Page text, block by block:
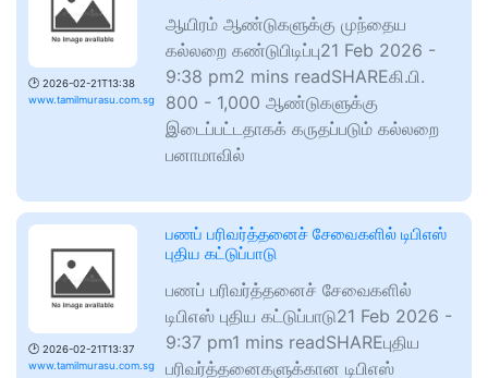
🕑 2026-02-21T13:38
www.tamilmurasu.com.sg
ஆயிரம் ஆண்டுகளுக்கு முந்தைய
கல்லறை கண்டுபிடிப்பு21 Feb 2026 -
9:38 pm2 mins readSHAREகி.பி.
800 - 1,000 ஆண்டுகளுக்கு
இடைப்பட்டதாகக் கருதப்படும் கல்லறை
பனாமாவில்
🕑 2026-02-21T13:37
www.tamilmurasu.com.sg
பணப் பரிவர்த்தனைச் சேவைகளில் டிபிஎஸ்
புதிய கட்டுப்பாடு
பணப் பரிவர்த்தனைச் சேவைகளில்
டிபிஎஸ் புதிய கட்டுப்பாடு21 Feb 2026 -
9:37 pm1 mins readSHAREபுதிய
பரிவர்த்தனைகளுக்கான டிபிஎஸ்